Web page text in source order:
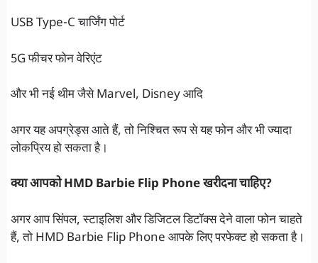
USB Type-C चार्जिंग पोर्ट
5G फीचर फोन वेरिएंट
और भी नई थीम जैसे Marvel, Disney आदि
अगर यह अपग्रेड्स आते हैं, तो निश्चित रूप से यह फोन और भी ज्यादा
लोकप्रिय हो सकता है।
क्या आपको HMD Barbie Flip Phone खरीदना चाहिए?
अगर आप सिंपल, स्टाइलिश और डिजिटल डिटॉक्स देने वाला फोन चाहते
हैं, तो HMD Barbie Flip Phone आपके लिए परफेक्ट हो सकता है।